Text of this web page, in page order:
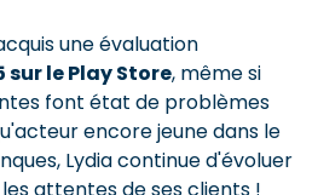
une évaluation
sur le Play Store, même si
font état de problèmes
encore jeune dans le
Lydia continue d'évoluer
attentes de ses clients !